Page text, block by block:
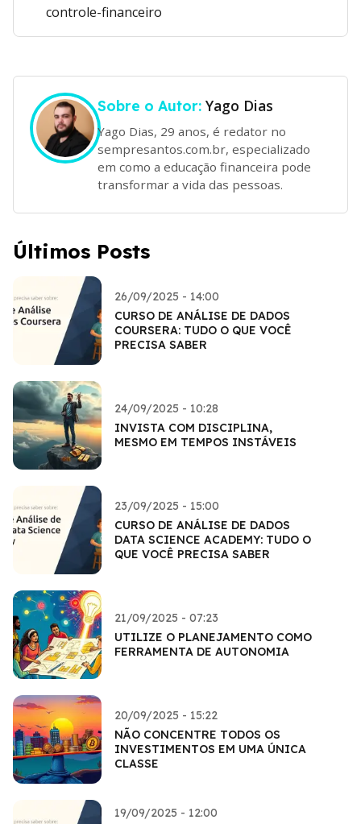
controle-financeiro
Sobre o Autor: Yago Dias
Yago Dias, 29 anos, é redator no
sempresantos.com.br, especializado
em como a educação financeira pode
transformar a vida das pessoas.
Últimos Posts
26/09/2025 - 14:00
CURSO DE ANÁLISE DE DADOS
COURSERA: TUDO O QUE VOCÊ
PRECISA SABER
24/09/2025 - 10:28
INVISTA COM DISCIPLINA,
MESMO EM TEMPOS INSTÁVEIS
23/09/2025 - 15:00
CURSO DE ANÁLISE DE DADOS
DATA SCIENCE ACADEMY: TUDO O
QUE VOCÊ PRECISA SABER
21/09/2025 - 07:23
UTILIZE O PLANEJAMENTO COMO
FERRAMENTA DE AUTONOMIA
20/09/2025 - 15:22
NÃO CONCENTRE TODOS OS
INVESTIMENTOS EM UMA ÚNICA
CLASSE
19/09/2025 - 12:00